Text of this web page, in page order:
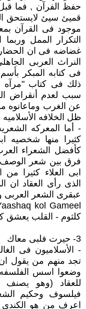
حفظ الفرآن , فما
قميئ سيئ لايستحق
موجود فى القرآن
التكرار الممل
غضاضه فى ان
النراث العربى
فى كتابه المبكر
ذلك فى كتاب "مرآه
سبب لعدم أنقراض
عن الغرب وماعانوه
ظل الخلافه
- أما المعركه
كثيرا منها شخصيه
كأفضل الشعراء
فرق بين شعر الوصف
ابى العلاء كثيرا
الذى رأى العقاد ان
عبقرى الشعر العربى
كلثوم - القلب يعشق
3- حيرت فلبى معاك
- الأسلاميون فى
تجد منهم من يقول
وضعوا اسس الفلسفه
للعقاد (وهو يصنف
فيلسوف وحكيم
اعرف من هو الكندى